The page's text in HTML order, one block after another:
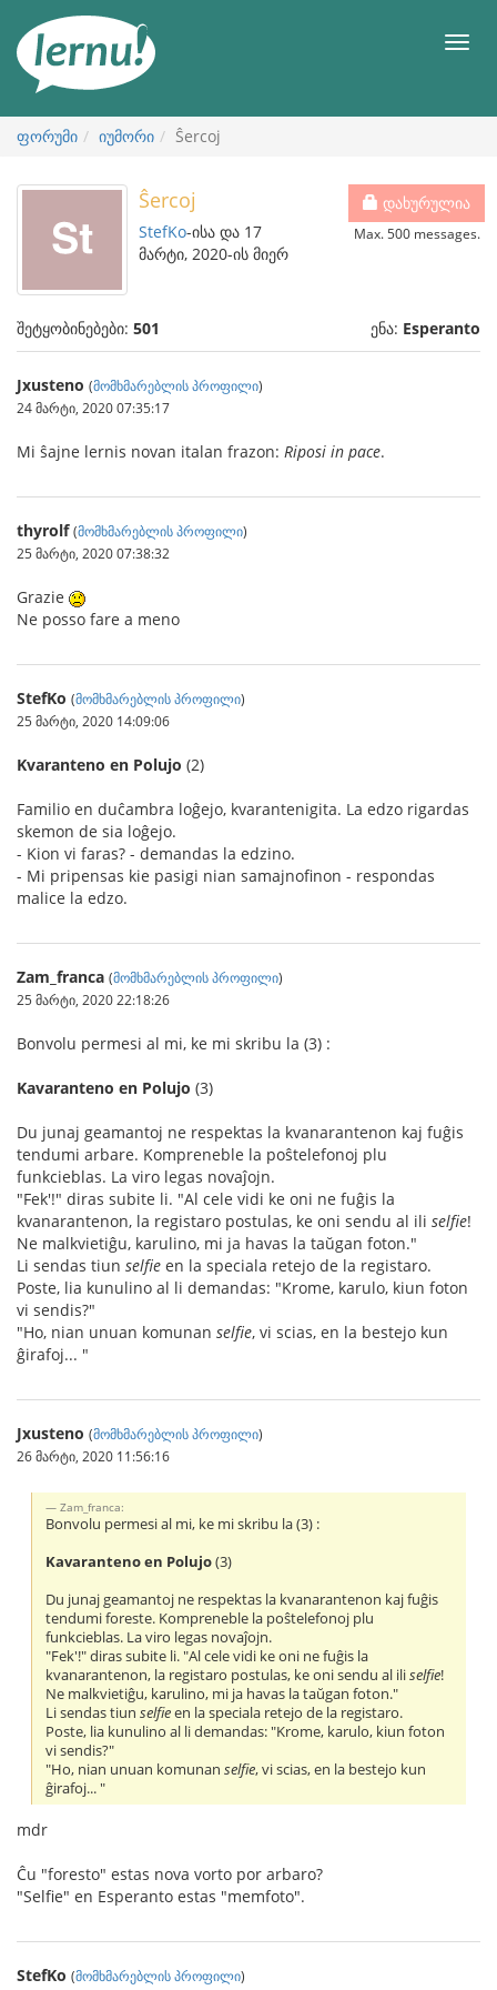
ნახვა
მენიუ
ფორუმი იუმორი Ŝercoj
დახურულია
Max. 500 messages.
Ŝercoj
StefKo-ისა და 17
მარტი, 2020-ის მიერ
შეტყობინებები: 501 ენა: Esperanto
Jxusteno (მომხმარებლის პროფილი)
24 მარტი, 2020 07:35:17
Mi ŝajne lernis novan italan frazon: Riposi in pace.
thyrolf (მომხმარებლის პროფილი)
25 მარტი, 2020 07:38:32
Grazie
Ne posso fare a meno
StefKo (მომხმარებლის პროფილი)
25 მარტი, 2020 14:09:06
Kvaranteno en Polujo (2)
Familio en duĉambra loĝejo, kvarantenigita. La edzo rigardas
skemon de sia loĝejo.
- Kion vi faras? - demandas la edzino.
- Mi pripensas kie pasigi nian samajnofinon - respondas
malice la edzo.
Zam_franca (მომხმარებლის პროფილი)
25 მარტი, 2020 22:18:26
Bonvolu permesi al mi, ke mi skribu la (3) :
Kavaranteno en Polujo (3)
Du junaj geamantoj ne respektas la kvanarantenon kaj fuĝis
tendumi arbare. Kompreneble la poŝtelefonoj plu
funkcieblas. La viro legas novaĵojn.
"Fek'!" diras subite li. "Al cele vidi ke oni ne fuĝis la
kvanarantenon, la registaro postulas, ke oni sendu al ili selfie!
Ne malkvietiĝu, karulino, mi ja havas la taŭgan foton."
Li sendas tiun selfie en la speciala retejo de la registaro.
Poste, lia kunulino al li demandas: "Krome, karulo, kiun foton
vi sendis?"
"Ho, nian unuan komunan selfie, vi scias, en la bestejo kun
ĝirafoj... "
Jxusteno (მომხმარებლის პროფილი)
26 მარტი, 2020 11:56:16
Zam_franca:
Bonvolu permesi al mi, ke mi skribu la (3) :
Kavaranteno en Polujo(3)
Du junaj geamantoj ne respektas la kvanarantenon kaj fuĝis
tendumi foreste. Kompreneble la poŝtelefonoj plu
funkcieblas. La viro legas novaĵojn.
"Fek'!" diras subite li. "Al cele vidi ke oni ne fuĝis la
kvanarantenon, la registaro postulas, ke oni sendu al iliselfie!
Ne malkvietiĝu, karulino, mi ja havas la taŭgan foton."
Li sendas tiunselfieen la speciala retejo de la registaro.
Poste, lia kunulino al li demandas: "Krome, karulo, kiun foton
vi sendis?"
"Ho, nian unuan komunanselfie, vi scias, en la bestejo kun
ĝirafoj... "
mdr
Ĉu "foresto" estas nova vorto por arbaro?
"Selfie" en Esperanto estas "memfoto".
StefKo (მომხმარებლის პროფილი)